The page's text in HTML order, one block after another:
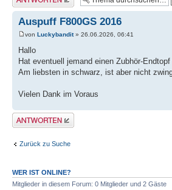
Auspuff F800GS 2016
von Luckybandit» 26.06.2026, 06:41
Hallo
Hat eventuell jemand einen Zubhör-
Am liebsten in schwarz, ist aber nicht
Vielen Dank im Voraus
Antwort schreiben
Zurück zu Suche
WER IST ONLINE?
Mitglieder in diesem Forum: 0 Mitglieder und 2 Gäste